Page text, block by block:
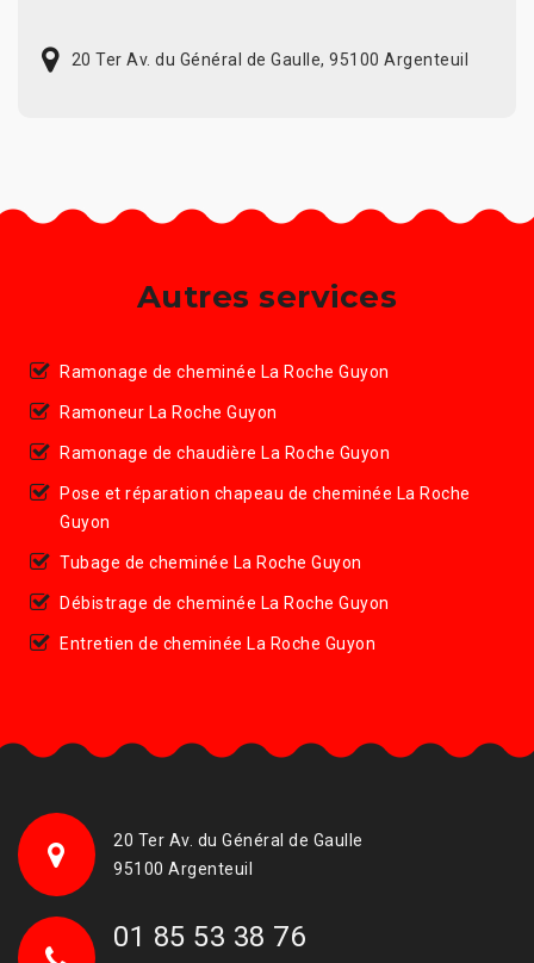
20 Ter Av. du Général de Gaulle, 95100 Argenteuil
Autres services
Ramonage de cheminée La Roche Guyon
Ramoneur La Roche Guyon
Ramonage de chaudière La Roche Guyon
Pose et réparation chapeau de cheminée La Roche
Guyon
Tubage de cheminée La Roche Guyon
Débistrage de cheminée La Roche Guyon
Entretien de cheminée La Roche Guyon
20 Ter Av. du Général de Gaulle
95100 Argenteuil
01 85 53 38 76